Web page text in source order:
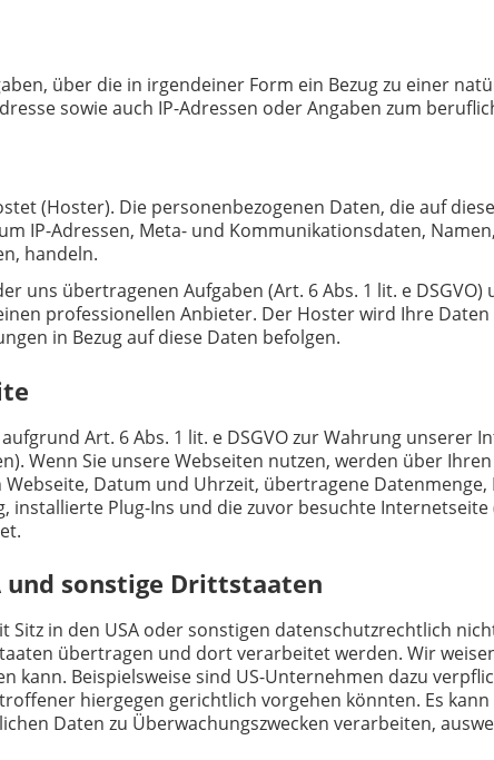
über die in irgendeiner Form ein Bezug zu einer
sowie auch IP-Adressen oder Angaben zum
(Hoster). Die personenbezogenen Daten, die auf
IP-Adressen, Meta- und Kommunikationsdaten,
handeln.
uns übertragenen Aufgaben (Art. 6 Abs. 1 lit. e
professionellen Anbieter. Der Hoster wird Ihre
in Bezug auf diese Daten befolgen.
Art. 6 Abs. 1 lit. e DSGVO zur Wahrung unserer
Wenn Sie unsere Webseiten nutzen, werden über
Datum und Uhrzeit, übertragene
installierte Plug-Ins und die zuvor besuchte
und sonstige Drittstaaten
in den USA oder sonstigen datenschutzrechtlich
übertragen und dort verarbeitet werden. Wir
kann. Beispielsweise sind US-Unternehmen dazu
hiergegen gerichtlich vorgehen könnten. Es
Daten zu Überwachungszwecken verarbeiten,